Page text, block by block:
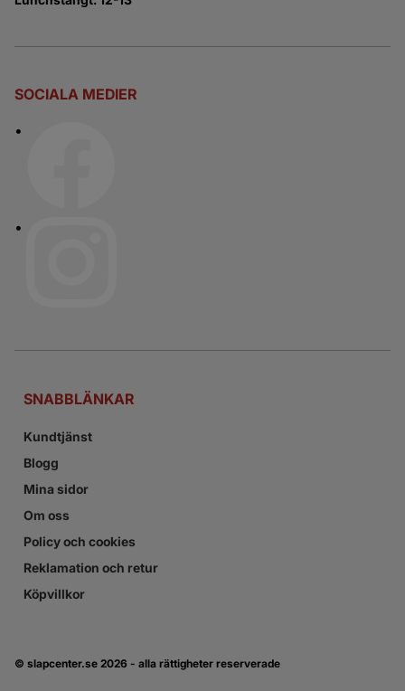
SOCIALA MEDIER
SNABBLÄNKAR
Kundtjänst
Blogg
Mina sidor
Om oss
Policy och cookies
Reklamation och retur
Köpvillkor
© slapcenter.se 2026 - alla rättigheter reserverade